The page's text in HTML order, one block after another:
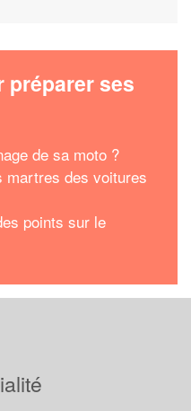
préparer ses
de sa moto ?
martres des voitures
points sur le